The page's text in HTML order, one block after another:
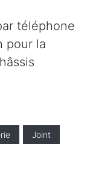
téléphone
pour la
Joint